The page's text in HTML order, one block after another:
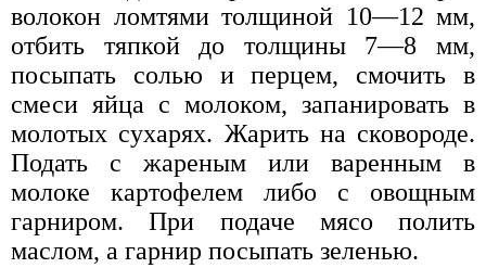
волокон ломтями толщиной 10—12 мм,
отбить тяпкой до толщины 7—8 мм,
посыпать солью и перцем, смочить в
смеси яйца с молоком, запанировать в
молотых сухарях. Жарить на сковороде.
Подать с жареным или варенным в
молоке картофелем либо с овощным
гарниром. При подаче мясо полить
маслом, а гарнир посыпать зеленью.